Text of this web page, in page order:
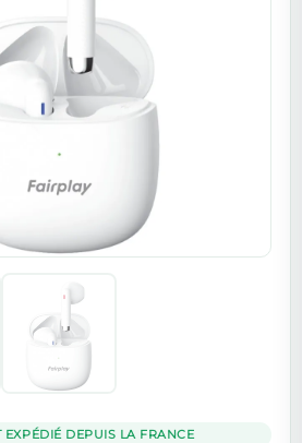
EXPÉDIÉ DEPUIS LA FRANCE